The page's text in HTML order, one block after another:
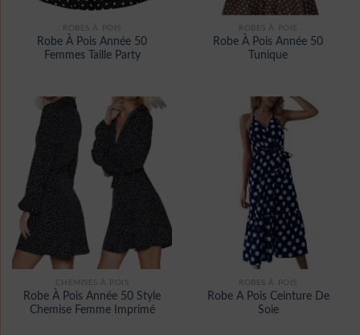
ROBES À POIS
Robe À Pois Année 50
Femmes Taille Party
ROBES À POIS
Robe À Pois Année 50
Tunique
CHEMISES À POIS
Robe À Pois Année 50 Style
Chemise Femme Imprimé
ROBES À POIS
Robe A Pois Ceinture De
Soie